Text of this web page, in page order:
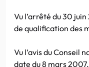
Vu l’arrêté du 30
de qualification des
Vu l’avis du Conseil
date du 8 mars 2007,